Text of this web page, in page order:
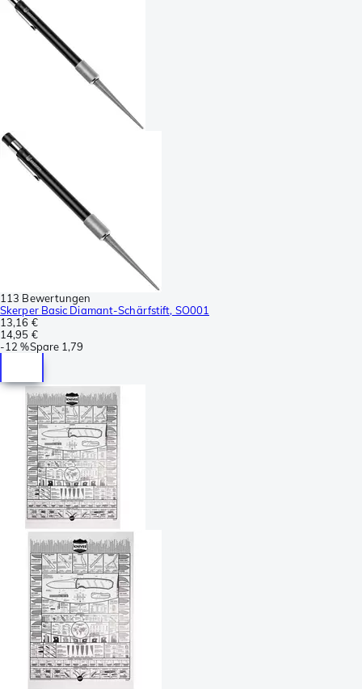
113 Bewertungen
Skerper Basic Diamant-Schärfstift, SO001
13,16 €
14,95 €
-12 %Spare 1,79